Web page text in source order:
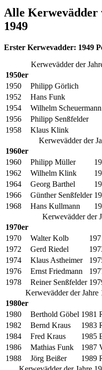
Alle Kerwevädder
1949
Erster Kerwevadder: 1949
Kerwevädder der
1950er
1950
Philipp Görlich
1952
Hans Funk
1954
Wilhelm Scheuermann
1956
Philipp Senßfelder
1958
Klaus Klink
Kerwevädder der
1960er
1960
Philipp Müller
1962
Wilhelm Klink
1964
Georg Barthel
1966
Günther Senßfelder
1968
Hans Kullmann
Kerwevädder der
1970er
1970
Walter Kolb
1972
Gerd Riedel
1974
Klaus Astheimer
1976
Ernst Friedmann
1978
Reiner Senßfelder
Kerwevädder der Jahre
1980er
1980
Berthold Göbel 1981
1982
Bernd Kraus 1983
1984
Fred Kraus 1985
1986
Mathias Funk 1987
1988
Jörg Beißer 1989